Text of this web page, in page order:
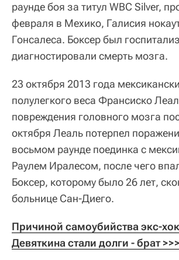
раунде боя за титул WBC Silver,
февраля в Мехико, Галисия
Гонсалеса. Боксер был
диагностировали смерть мозга.
23 октября 2013 года
полулегкого веса Франсиско
повреждения головного мозга
октября Леаль потерпел
восьмом раунде поединка с
Раулем Иралесом, после чего
Боксер, которому было 26 лет,
больнице Сан-Диего.
Причиной самоубийства экс-
Девяткина стали долги - брат >>>